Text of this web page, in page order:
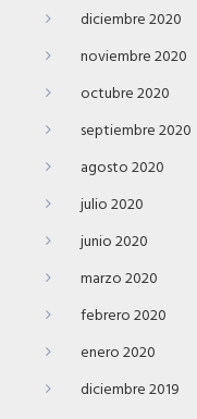
diciembre 2020
noviembre 2020
octubre 2020
septiembre 2020
agosto 2020
julio 2020
junio 2020
marzo 2020
febrero 2020
enero 2020
diciembre 2019